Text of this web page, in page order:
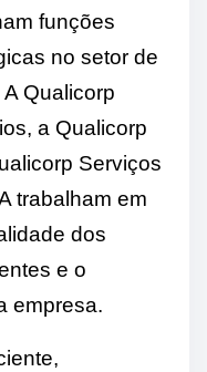
funções
no setor de
Qualicorp
a Qualicorp
Serviços
trabalham em
dos
e o
empresa.